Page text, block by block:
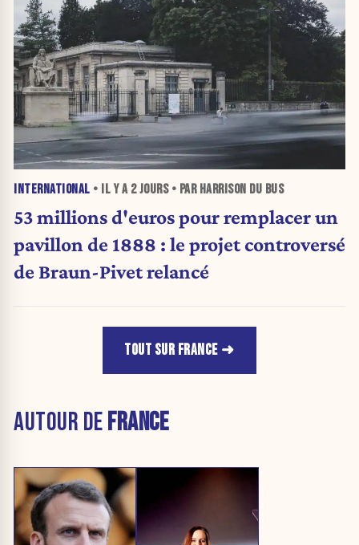
INTERNATIONAL • IL Y A 2 JOURS• PAR HARRISON DU BUS
53 millions d'euros pour remplacer un
pavillon de 1888 : le projet controversé
de Braun-Pivet relancé
TOUT SUR FRANCE
AUTOUR DEFRANCE